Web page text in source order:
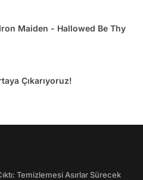
Maiden - Hallowed Be Thy
Çıkarıyoruz!
Temizlemesi Asırlar Sürecek